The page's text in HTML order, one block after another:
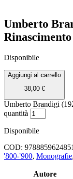
Umberto
Disponibile
Aggiungi al carrello
38,00 €
Umberto Brandigi
quantità
Disponibile
COD: 9788859624851
'800-'900, Monografie,
Autore